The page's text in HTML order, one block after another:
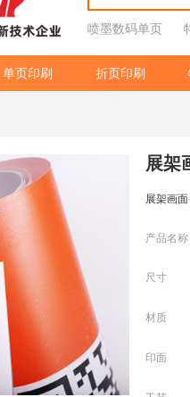
喷墨数码单页
单页印刷 折页印刷
展架
展架画面
产品名称
尺寸
材质
印面